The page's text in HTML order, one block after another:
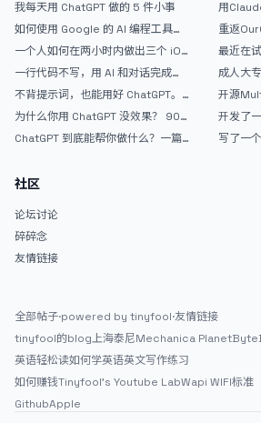
我每天用 ChatGPT 做的 5 件小事
如何使用 Google 的 AI 编程工具
AntiGravity：独立开发者的新时代
武器
一个人如何在两小时内做出三个 iOS
APP？｜AntiGravity + Gemini 3 实
战完整记录
一行代码不写，用 AI 和对话完成一
个完整网站：《图书天堂》实战记录
不背提示词，也能用好 ChatGPT。
一个万能提问模板
为什么你用 ChatGPT 没效果？ 90%
的人第一步就问错了
ChatGPT 到底能帮你做什么？一篇
用
的爽，
重返
最近在
效果挺
成人大
考软件
谢谢！
开源
开发了
写了一
社区
论坛讨论
碎碎念
友情链接
全部帖子·powered by tinyfool·友情链接
tinyfool的blog上海泰尼Mechanica Planet
英语轻松读如何学英语英文写作练习
如何赚钱Tinyfool's Youtube LabWapi WIFI标准
GithubApple